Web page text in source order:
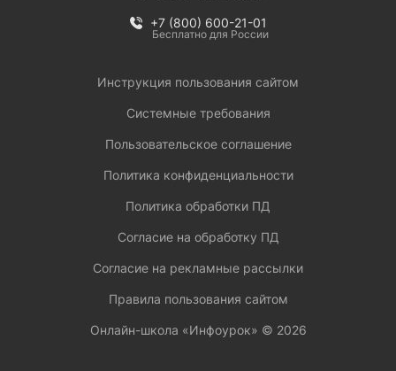
+7 (800) 600-21-01
Бесплатно для России
Инструкция пользования сайтом
Системные требования
Пользовательское соглашение
Политика конфиденциальности
Политика обработки ПД
Согласие на обработку ПД
Согласие на рекламные рассылки
Правила пользования сайтом
Онлайн-школа «Инфоурок» © 2026